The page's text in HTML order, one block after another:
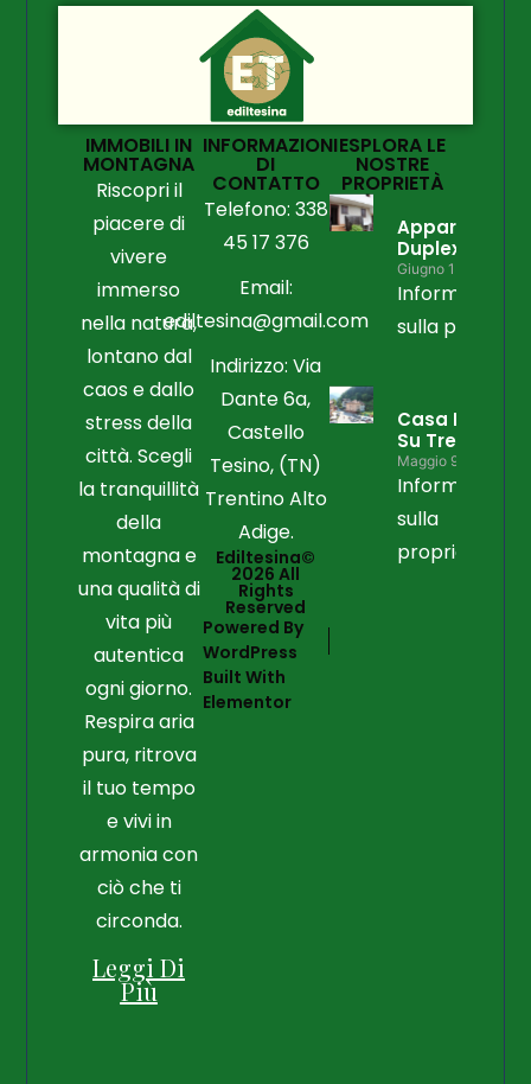
IMMOBILI IN
MONTAGNA
Riscopri il
piacere di
vivere
immerso
nella natura,
lontano dal
caos e dallo
stress della
città. Scegli
la tranquillità
della
montagna e
una qualità di
vita più
autentica
ogni giorno.
Respira aria
pura, ritrova
il tuo tempo
e vivi in
armonia con
ciò che ti
circonda.
Leggi Di
Più
INFORMAZIONI
DI
CONTATTO
Telefono: 338
45 17 376
Email:
ediltesina@gmail.com
Indirizzo: Via
Dante 6a,
Castello
Tesino, (TN)
Trentino Alto
Adige.
Ediltesina©
2026 All
Rights
Reserved
Powered By
WordPress
Built With
Elementor
ESPLORA LE
NOSTRE
PROPRIETÀ
Duplex
Giugno 15, 2026
Informazioni
sulla
Casa Libera
Su Tre Lati
Maggio 9, 2026
Informazioni
sulla
proprietà